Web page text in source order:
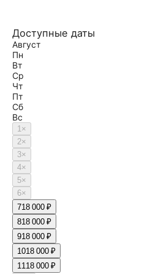
Доступные даты
Август
Пн
Вт
Ср
Чт
Пт
Сб
Вс
1×
2×
3×
4×
5×
6×
718 000 ₽
818 000 ₽
918 000 ₽
1018 000 ₽
1118 000 ₽